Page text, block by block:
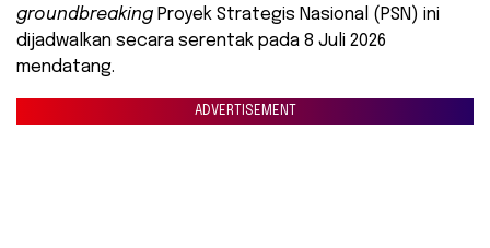
groundbreaking Proyek Strategis Nasional (PSN) ini
dijadwalkan secara serentak pada 8 Juli 2026
mendatang.
ADVERTISEMENT